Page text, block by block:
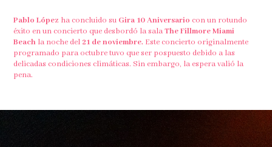
Pablo López ha concluido su Gira 10 Aniversario con un rotundo
éxito en un concierto que desbordó la salaThe Fillmore Miami
Beach la noche del 21 de noviembre. Este concierto originalmente
programado para octubre tuvo que ser pospuesto debido a las
delicadas condiciones climáticas. Sin embargo, la espera valió la
pena.